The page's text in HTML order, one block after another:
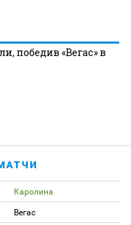
победив «Вегас» в
Каролина
Вегас